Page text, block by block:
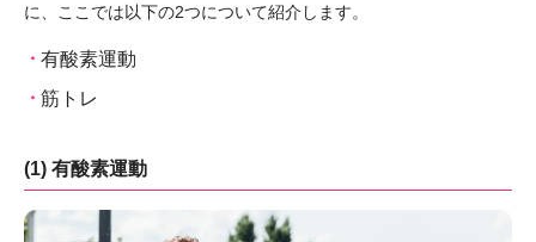
に、ここでは以下の2つについて紹介します。
有酸素運動
筋トレ
(1) 有酸素運動